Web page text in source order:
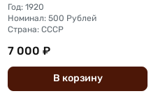
Год: 1920
Номинал: 500 Рублей
Страна: СССР
7 000 ₽
В корзину